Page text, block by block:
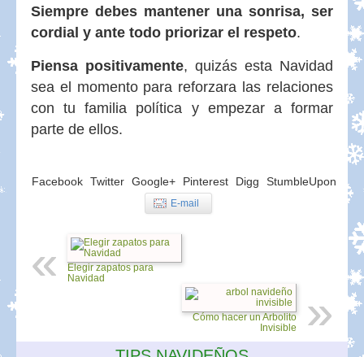
Siempre debes mantener una sonrisa, ser
cordial y ante todo priorizar el respeto.
Piensa positivamente, quizás esta Navidad
sea el momento para reforzara las relaciones
con tu familia política y empezar a formar
parte de ellos.
Facebook Twitter Google+ Pinterest Digg StumbleUpon
E-mail
Elegir zapatos para
Navidad
Cómo hacer un Arbolito
Invisible